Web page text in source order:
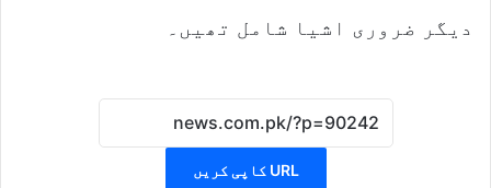
دیگر ضروری اشیا شامل تھیں۔
URL کاپی کریں